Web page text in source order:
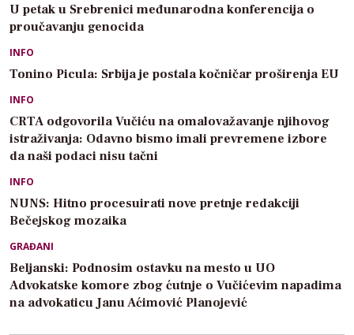
U petak u Srebrenici međunarodna konferencija o
proučavanju genocida
INFO
Tonino Picula: Srbija je postala kočničar proširenja EU
INFO
CRTA odgovorila Vučiću na omalovažavanje njihovog
istraživanja: Odavno bismo imali prevremene izbore
da naši podaci nisu tačni
INFO
NUNS: Hitno procesuirati nove pretnje redakciji
Bečejskog mozaika
GRAĐANI
Beljanski: Podnosim ostavku na mesto u UO
Advokatske komore zbog ćutnje o Vučićevim napadima
na advokaticu Janu Aćimović Planojević